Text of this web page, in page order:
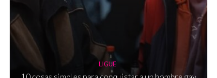
LIGUE